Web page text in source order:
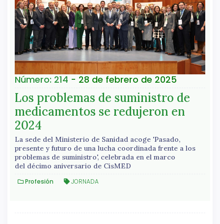
Número: 214 - 28 de febrero de 2025
Los problemas de suministro de
medicamentos se redujeron en
2024
La sede del Ministerio de Sanidad acoge 'Pasado,
presente y futuro de una lucha coordinada frente a los
problemas de suministro', celebrada en el marco
del décimo aniversario de CisMED
Profesión JORNADA